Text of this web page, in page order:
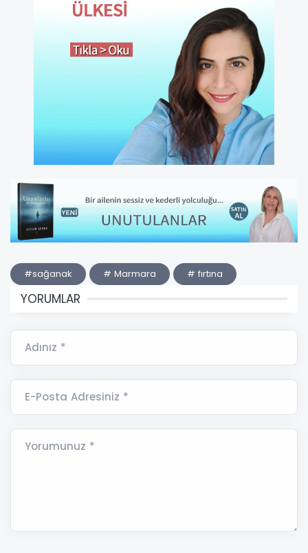
#sağanak # Marmara # fırtına
YORUMLAR
Adınız *
E-Posta Adresiniz *
Yorumunuz *